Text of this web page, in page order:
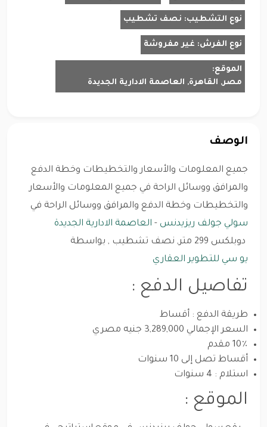
نوع التشطيب: نصف تشطيب
نوع الفرش: غير مفروشة
الموقع:
مصر, القاهرة, العاصمة الادارية الجديدة
الوصف
جميع المعلومات والأسعار والتخطيطات وخطة الدفع
والمرافق ووسائل الراحة في جميع المعلومات والأسعار
والتخطيطات وخطة الدفع والمرافق ووسائل الراحة في
سولي جولف ريزيدنس - العاصمة الادارية الجديدة
دوبلكس 299 متر, نصف تشطيب , بواسطة
يو سي للتطوير العقاري
تفاصيل الدفع :
طريقة الدفع : أقساط
السعر الإجمالي 3,289,000 جنيه مصري
10٪ مقدم
أقساط تصل إلى 10 سنوات
استلام : 4 سنوات
الموقع :